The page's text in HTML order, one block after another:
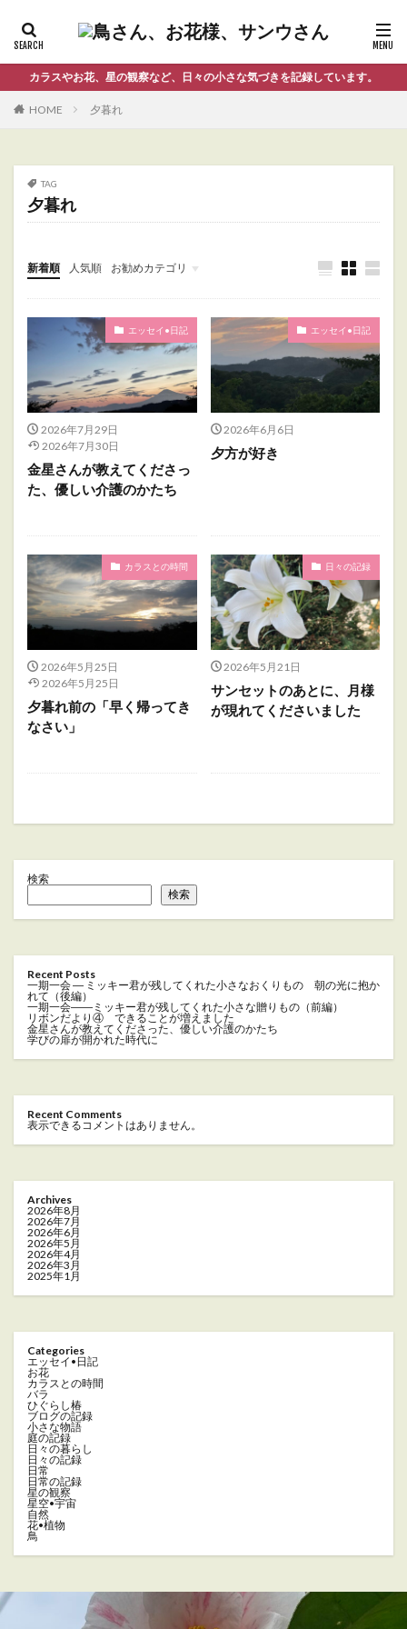
カラスやお花、星の観察など、日々の小さな気づきを記録しています。
HOME 夕暮れ
TAG
夕暮れ
新着順 人気順 お勧めカテゴリ
Uncategorized
エッセイ•日記
2026年7月29日
2026年7月30日
金星さんが教えてくださっ
た、優しい介護のかたち
エッセイ•日記
2026年6月6日
夕方が好き
カラスとの時間
2026年5月25日
2026年5月25日
夕暮れ前の「早く帰ってき
なさい」
日々の記録
2026年5月21日
サンセットのあとに、月様
が現れてくださいました
検索
検索
Recent Posts
一期一会 ― ミッキー君が残してくれた小さなおくりもの 朝の光に抱か
れて（後編）
一期一会――ミッキー君が残してくれた小さな贈りもの（前編）
リボンだより④ できることが増えました
金星さんが教えてくださった、優しい介護のかたち
学びの扉が開かれた時代に
Recent Comments
表示できるコメントはありません。
Archives
2026年8月
2026年7月
2026年6月
2026年5月
2026年4月
2026年3月
2025年1月
Categories
エッセイ•日記
お花
カラスとの時間
バラ
ひぐらし椿
ブログの記録
小さな物語
庭の記録
日々の暮らし
日々の記録
日常
日常の記録
星の観察
星空•宇宙
自然
花•植物
鳥